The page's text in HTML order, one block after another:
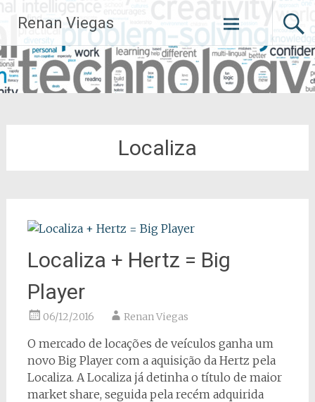
para
o
conteúdo
Renan Viegas
Localiza
Localiza + Hertz = Big
Player
06/12/2016 Renan Viegas
O mercado de locações de veículos ganha um
novo Big Player com a aquisição da Hertz pela
Localiza. A Localiza já detinha o título de maior
market share, seguida pela recém adquirida